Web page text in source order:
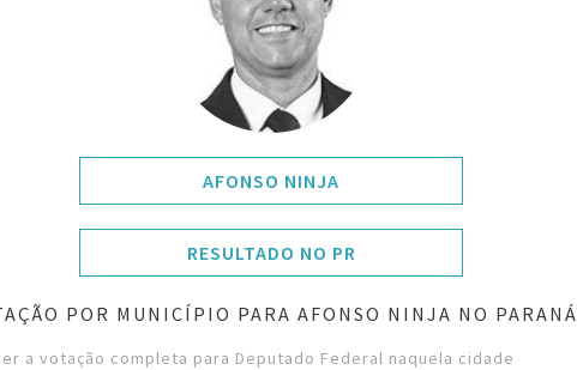
AFONSO NINJA
RESULTADO NO PR
POR MUNICÍPIO PARA AFONSO NINJA NO PARANÁ
a votação completa para Deputado Federal naquela cidade